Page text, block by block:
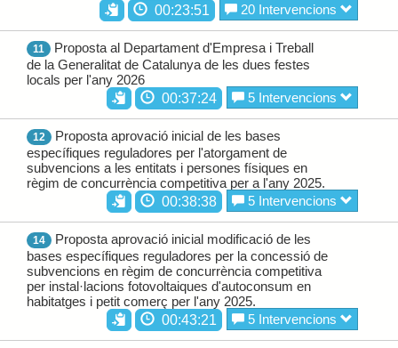
00:23:51
20 Intervencions
11
Proposta al Departament d'Empresa i Treball
de la Generalitat de Catalunya de les dues festes
locals per l'any 2026
00:37:24
5 Intervencions
12
Proposta aprovació inicial de les bases
específiques reguladores per l'atorgament de
subvencions a les entitats i persones físiques en
règim de concurrència competitiva per a l'any 2025.
00:38:38
5 Intervencions
14
Proposta aprovació inicial modificació de les
bases específiques reguladores per la concessió de
subvencions en règim de concurrència competitiva
per instal·lacions fotovoltaiques d'autoconsum en
habitatges i petit comerç per l'any 2025.
00:43:21
5 Intervencions